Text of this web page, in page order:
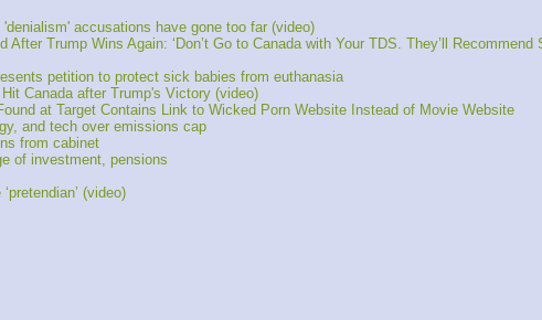
accusations have gone too far (video)
Trump Wins Again: ‘Don’t Go to Canada with Your TDS. They’ll Recommend
petition to protect sick babies from euthanasia
Canada after Trump's Victory (video)
at Target Contains Link to Wicked Porn Website Instead of Movie Website
and tech over emissions cap
from cabinet
of investment, pensions
(video)